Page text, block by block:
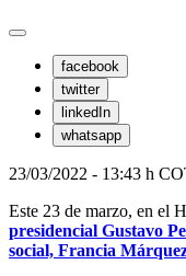
facebook
twitter
linkedIn
whatsapp
23/03/2022 - 13:43 h
Este 23 de marzo, en el
presidencial Gustavo
social, Francia